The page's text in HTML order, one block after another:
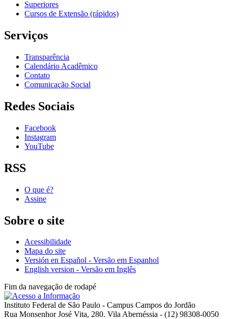
Superiores
Cursos de Extensão (rápidos)
Serviços
Transparência
Calendário Acadêmico
Contato
Comunicação Social
Redes Sociais
Facebook
Instagram
YouTube
RSS
O que é?
Assine
Sobre o site
Acessibilidade
Mapa do site
Versión en Español - Versão em Espanhol
English version - Versão em Inglês
Fim da navegação de rodapé
Instituto Federal de São Paulo - Campus Campos do Jordão
Rua Monsenhor José Vita, 280. Vila Abernéssia - (12) 98308-0050